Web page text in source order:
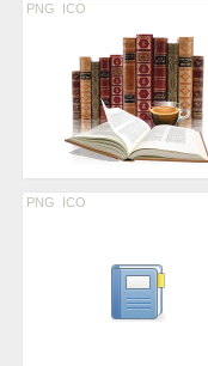
PNG ICO
PNG ICO